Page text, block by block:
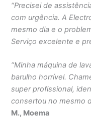
“Precisei de
com urgência. A
mesmo dia e o
Serviço excelente e
“Minha máquina de
barulho horrível.
super profissional,
consertou no mesmo
M., Moema